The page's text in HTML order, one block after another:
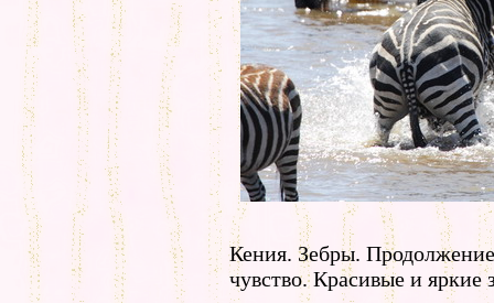
Кения. Зебры.
чувство. Красивые и яркие